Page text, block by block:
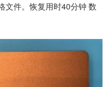
文件。恢复用时40分钟 数